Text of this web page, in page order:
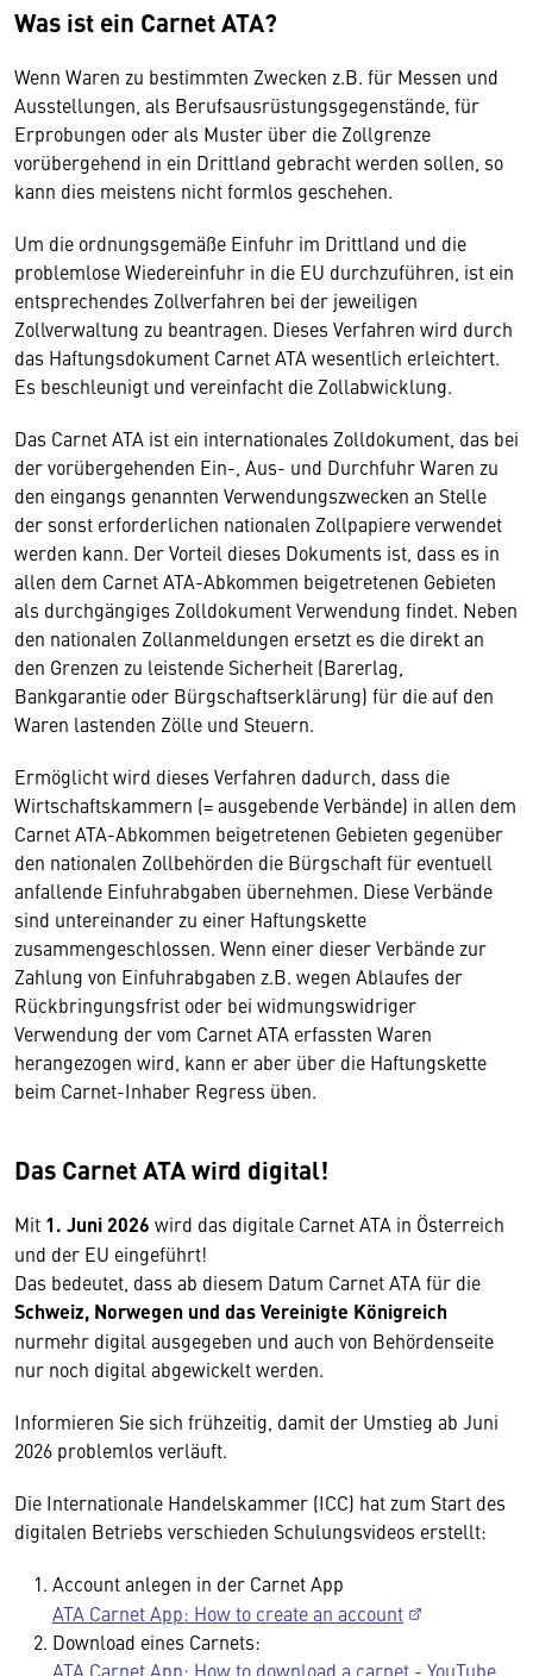
Was ist ein Carnet ATA?
Wenn Waren zu bestimmten Zwecken z.B. für Messen und
Ausstellungen, als Berufsausrüstungsgegenstände, für
Erprobungen oder als Muster über die Zollgrenze
vorübergehend in ein Drittland gebracht werden sollen, so
kann dies meistens nicht formlos geschehen.
Um die ordnungsgemäße Einfuhr im Drittland und die
problemlose Wiedereinfuhr in die EU durchzuführen, ist ein
entsprechendes Zollverfahren bei der jeweiligen
Zollverwaltung zu beantragen. Dieses Verfahren wird durch
das Haftungsdokument Carnet ATA wesentlich erleichtert.
Es beschleunigt und vereinfacht die Zollabwicklung.
Das Carnet ATA ist ein internationales Zolldokument, das bei
der vorübergehenden Ein-, Aus- und Durchfuhr Waren zu
den eingangs genannten Verwendungszwecken an Stelle
der sonst erforderlichen nationalen Zollpapiere verwendet
werden kann. Der Vorteil dieses Dokuments ist, dass es in
allen dem Carnet ATA-Abkommen beigetretenen Gebieten
als durchgängiges Zolldokument Verwendung findet. Neben
den nationalen Zollanmeldungen ersetzt es die direkt an
den Grenzen zu leistende Sicherheit (Barerlag,
Bankgarantie oder Bürgschaftserklärung) für die auf den
Waren lastenden Zölle und Steuern.
Ermöglicht wird dieses Verfahren dadurch, dass die
Wirtschaftskammern (= ausgebende Verbände) in allen dem
Carnet ATA-Abkommen beigetretenen Gebieten gegenüber
den nationalen Zollbehörden die Bürgschaft für eventuell
anfallende Einfuhrabgaben übernehmen. Diese Verbände
sind untereinander zu einer Haftungskette
zusammengeschlossen. Wenn einer dieser Verbände zur
Zahlung von Einfuhrabgaben z.B. wegen Ablaufes der
Rückbringungsfrist oder bei widmungswidriger
Verwendung der vom Carnet ATA erfassten Waren
herangezogen wird, kann er aber über die Haftungskette
beim Carnet-Inhaber Regress üben.
Das Carnet ATA wird digital!
Mit 1. Juni 2026 wird das digitale Carnet ATA in Österreich
und der EU eingeführt!
Das bedeutet, dass ab diesem Datum Carnet ATA für die
Schweiz, Norwegen und das Vereinigte Königreich
nurmehr digital ausgegeben und auch von Behördenseite
nur noch digital abgewickelt werden.
Informieren Sie sich frühzeitig, damit der Umstieg ab Juni
2026 problemlos verläuft.
Die Internationale Handelskammer (ICC) hat zum Start des
digitalen Betriebs verschieden Schulungsvideos erstellt:
Account anlegen in der Carnet App
ATA Carnet App: How to create an account
Download eines Carnets:
ATA Carnet App: How to download a carnet - YouTube